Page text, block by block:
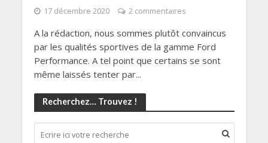
17 décembre 2020 2 commentaires
A la rédaction, nous sommes plutôt convaincus
par les qualités sportives de la gamme Ford
Performance. A tel point que certains se sont
même laissés tenter par...
Recherchez… Trouvez !